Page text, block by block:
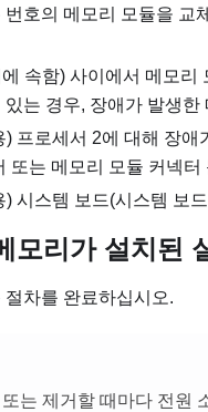
호의 메모리 모듈을 교
속함) 사이에서 메모리
있는 경우, 장애가 발생
) 프로세서 2에 대해 장
또는 메모리 모듈 커넥
) 시스템 보드(시스템 보
모리가 설치된
차를 완료하십시오.
는 제거할 때마다 전원